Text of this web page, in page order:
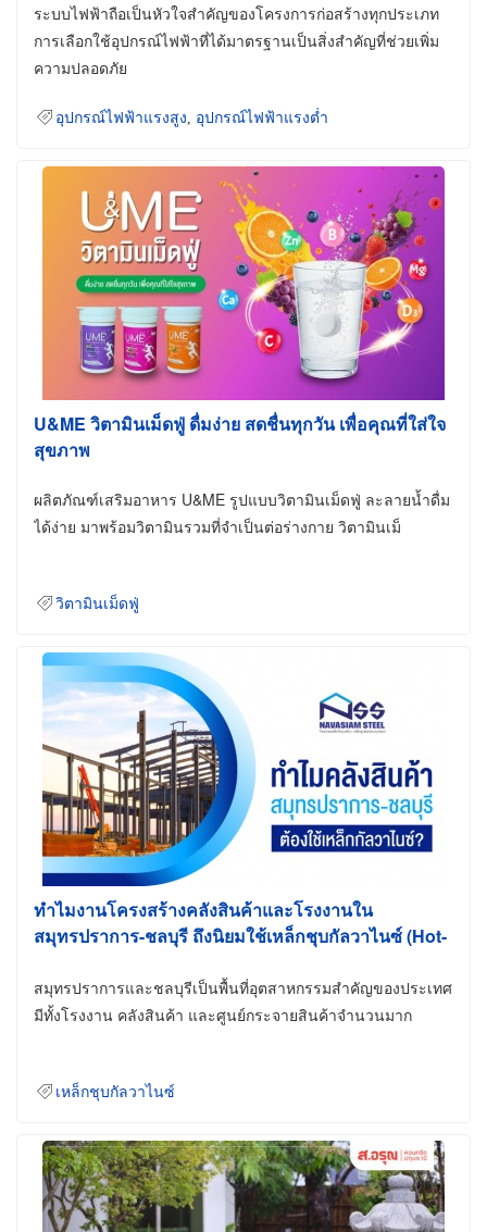
ระบบไฟฟ้าถือเป็นหัวใจสำคัญของโครงการก่อสร้างทุกประเภท
การเลือกใช้อุปกรณ์ไฟฟ้าที่ได้มาตรฐานเป็นสิ่งสำคัญที่ช่วยเพิ่ม
ความปลอดภัย
อุปกรณ์ไฟฟ้าแรงสูง อุปกรณ์ไฟฟ้าแรงต่ำ
U&ME วิตามินเม็ดฟู่ ดื่มง่าย สดชื่นทุกวัน เพื่อคุณที่ใส่ใจ
สุขภาพ
ผลิตภัณฑ์เสริมอาหาร U&ME รูปแบบวิตามินเม็ดฟู่ ละลายน้ำดื่ม
ได้ง่าย มาพร้อมวิตามินรวมที่จำเป็นต่อร่างกาย วิตามินเม็
วิตามินเม็ดฟู่
ทำไมงานโครงสร้างคลังสินค้าและโรงงานใน
สมุทรปราการ-ชลบุรี ถึงนิยมใช้เหล็กชุบกัลวาไนซ์ (Hot-
สมุทรปราการและชลบุรีเป็นพื้นที่อุตสาหกรรมสำคัญของประเทศ
มีทั้งโรงงาน คลังสินค้า และศูนย์กระจายสินค้าจำนวนมาก
เหล็กชุบกัลวาไนซ์